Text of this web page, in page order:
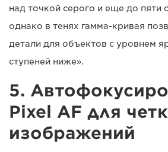
над точкой серого и еще до пяти
однако в тенях гамма-кривая
детали для объектов с уровнем
ступеней ниже».
5.
Pixel AF для
изображений